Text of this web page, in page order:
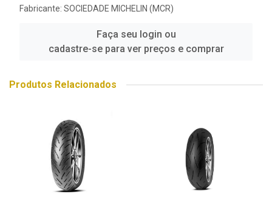
Fabricante: SOCIEDADE MICHELIN (MCR)
Faça seu login ou
cadastre-se para ver preços e comprar
Produtos Relacionados